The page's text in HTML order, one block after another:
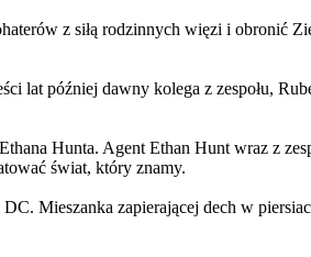
z siłą rodzinnych więzi i obronić
lat później dawny kolega z zespołu,
Hunta. Agent Ethan Hunt wraz z
świat, który znamy.
Mieszanka zapierającej dech w